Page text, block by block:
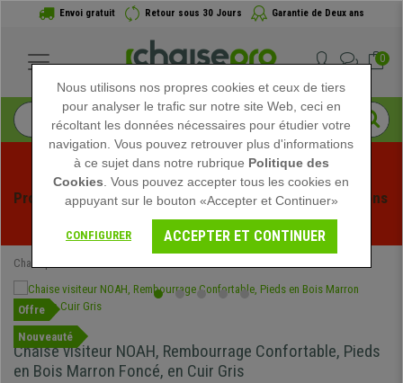
Envoi gratuit Retour sous 30 Jours Garantie de Deux ans
0
Profitez des soldes d'été chez Chaisepro ! Des réductions
exclusives pour une durée limitée - Voir l'offre
Chaisepro
Offre
Nouveauté
Chaise visiteur NOAH, Rembourrage Confortable, Pieds
en Bois Marron Foncé, en Cuir Gris
Nous utilisons nos propres cookies et ceux de tiers
pour analyser le trafic sur notre site Web, ceci en
récoltant les données nécessaires pour étudier votre
navigation. Vous pouvez retrouver plus d'informations
à ce sujet dans notre rubrique Politique des
Cookies . Vous pouvez accepter tous les cookies en
appuyant sur le bouton «Accepter et Continuer»
CONFIGURER ACCEPTER ET CONTINUER